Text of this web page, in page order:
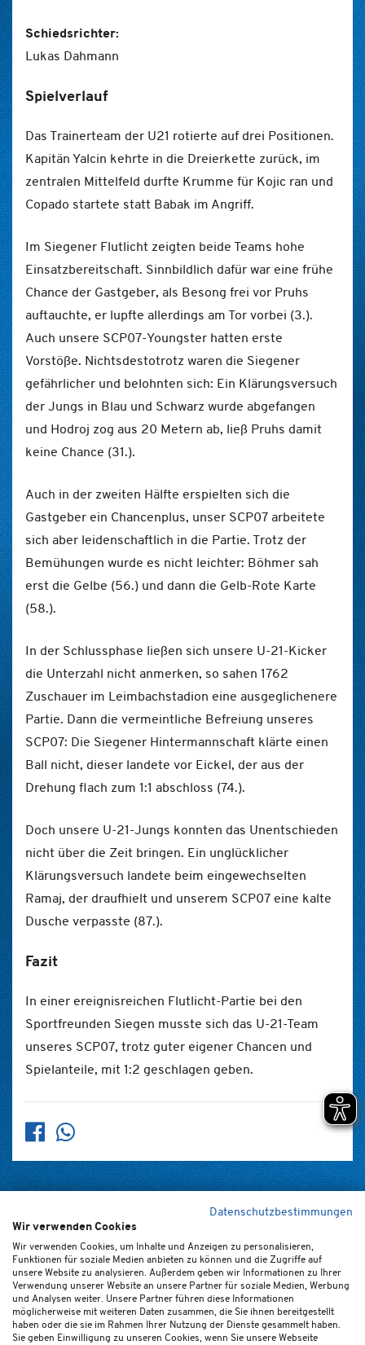
Schiedsrichter:
Lukas Dahmann
Spielverlauf
Das Trainerteam der U21 rotierte auf drei Positionen.
Kapitän Yalcin kehrte in die Dreierkette zurück, im
zentralen Mittelfeld durfte Krumme für Kojic ran und
Copado startete statt Babak im Angriff.
Im Siegener Flutlicht zeigten beide Teams hohe
Einsatzbereitschaft. Sinnbildlich dafür war eine frühe
Chance der Gastgeber, als Besong frei vor Pruhs
auftauchte, er lupfte allerdings am Tor vorbei (3.).
Auch unsere SCP07-Youngster hatten erste
Vorstöße. Nichtsdestotrotz waren die Siegener
gefährlicher und belohnten sich: Ein Klärungsversuch
der Jungs in Blau und Schwarz wurde abgefangen
und Hodroj zog aus 20 Metern ab, ließ Pruhs damit
keine Chance (31.).
Auch in der zweiten Hälfte erspielten sich die
Gastgeber ein Chancenplus, unser SCP07 arbeitete
sich aber leidenschaftlich in die Partie. Trotz der
Bemühungen wurde es nicht leichter: Böhmer sah
erst die Gelbe (56.) und dann die Gelb-Rote Karte
(58.).
In der Schlussphase ließen sich unsere U-21-Kicker
die Unterzahl nicht anmerken, so sahen 1762
Zuschauer im Leimbachstadion eine ausgeglichenere
Partie. Dann die vermeintliche Befreiung unseres
SCP07: Die Siegener Hintermannschaft klärte einen
Ball nicht, dieser landete vor Eickel, der aus der
Drehung flach zum 1:1 abschloss (74.).
Doch unsere U-21-Jungs konnten das Unentschieden
nicht über die Zeit bringen. Ein unglücklicher
Klärungsversuch landete beim eingewechselten
Ramaj, der draufhielt und unserem SCP07 eine kalte
Dusche verpasste (87.).
Fazit
In einer ereignisreichen Flutlicht-Partie bei den
Sportfreunden Siegen musste sich das U-21-Team
unseres SCP07, trotz guter eigener Chancen und
Spielanteile, mit 1:2 geschlagen geben.
Home Kontakt Newsletter FAQ (de/en) Impressum
Datenschutz Ticket-AGB Cookie-Einstellungen
Datenschutzbestimmungen
Wir verwenden Cookies
Wir verwenden Cookies, um Inhalte und Anzeigen zu personalisieren,
Funktionen für soziale Medien anbieten zu können und die Zugriffe auf
unsere Website zu analysieren. Außerdem geben wir Informationen zu Ihrer
Verwendung unserer Website an unsere Partner für soziale Medien, Werbung
und Analysen weiter. Unsere Partner führen diese Informationen
möglicherweise mit weiteren Daten zusammen, die Sie ihnen bereitgestellt
haben oder die sie im Rahmen Ihrer Nutzung der Dienste gesammelt haben.
Sie geben Einwilligung zu unseren Cookies, wenn Sie unsere Webseite